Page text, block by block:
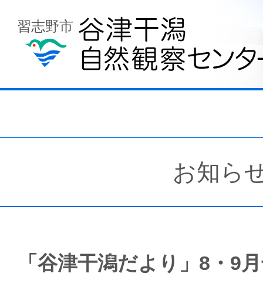
習志野市
お知ら
「谷津干潟だより」8・9